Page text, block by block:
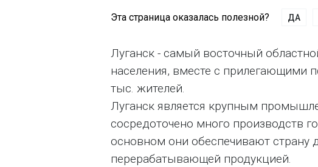
Эта страница оказалась полезной? ДА
Луганск - самый восточный
населения, вместе с прилегающими
тыс. жителей.
Луганск является крупным
сосредоточено много производств
основном они обеспечивают
перерабатывающей продукцией.